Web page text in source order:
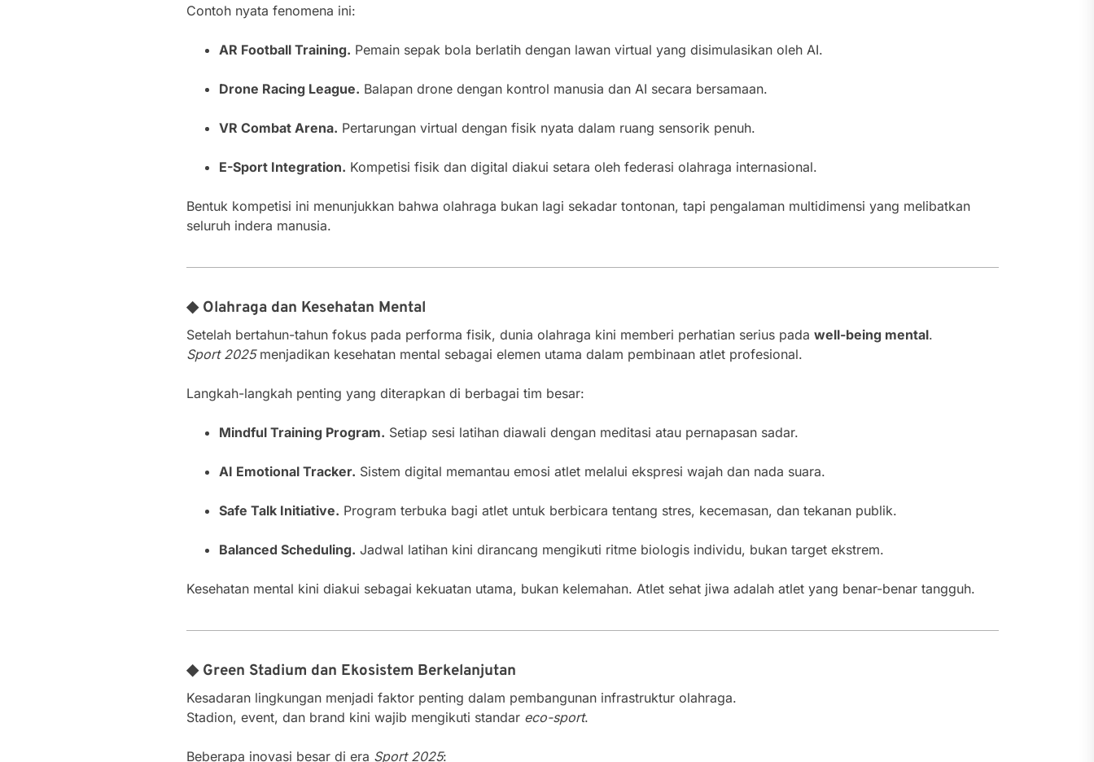
Contoh nyata fenomena ini:
AR Football Training. Pemain sepak bola berlatih dengan lawan virtual yang disimulasikan oleh AI.
Drone Racing League. Balapan drone dengan kontrol manusia dan AI secara bersamaan.
VR Combat Arena. Pertarungan virtual dengan fisik nyata dalam ruang sensorik penuh.
E-Sport Integration. Kompetisi fisik dan digital diakui setara oleh federasi olahraga internasional.
Bentuk kompetisi ini menunjukkan bahwa olahraga bukan lagi sekadar tontonan, tapi pengalaman multidimensi yang melibatkan
seluruh indera manusia.
◆ Olahraga dan Kesehatan Mental
Setelah bertahun-tahun fokus pada performa fisik, dunia olahraga kini memberi perhatian serius pada well-being mental.
Sport 2025menjadikan kesehatan mental sebagai elemen utama dalam pembinaan atlet profesional.
Langkah-langkah penting yang diterapkan di berbagai tim besar:
Mindful Training Program. Setiap sesi latihan diawali dengan meditasi atau pernapasan sadar.
AI Emotional Tracker. Sistem digital memantau emosi atlet melalui ekspresi wajah dan nada suara.
Safe Talk Initiative. Program terbuka bagi atlet untuk berbicara tentang stres, kecemasan, dan tekanan publik.
Balanced Scheduling. Jadwal latihan kini dirancang mengikuti ritme biologis individu, bukan target ekstrem.
Kesehatan mental kini diakui sebagai kekuatan utama, bukan kelemahan. Atlet sehat jiwa adalah atlet yang benar-benar tangguh.
◆ Green Stadium dan Ekosistem Berkelanjutan
Kesadaran lingkungan menjadi faktor penting dalam pembangunan infrastruktur olahraga.
Stadion, event, dan brand kini wajib mengikuti standar eco-sport.
Beberapa inovasi besar di era Sport 2025: